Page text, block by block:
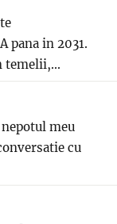
pana in 2031.
temelii,...
meu
cu